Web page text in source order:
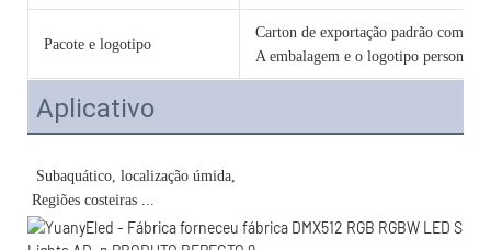
Pacote e logotipo
Carton de exportação padrão com
A embalagem e o logotipo
Aplicativo